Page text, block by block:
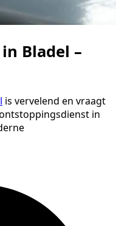
Bladel –
is vervelend en vraagt
in